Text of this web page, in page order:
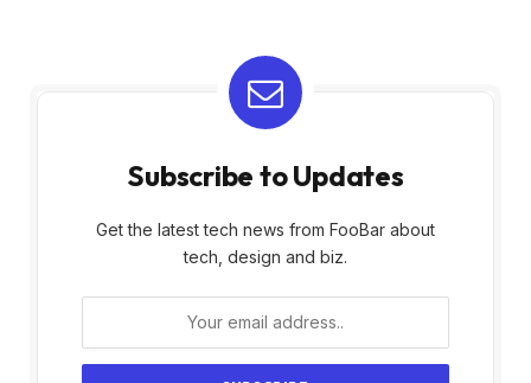
Subscribe to Updates
Get the latest tech news from FooBar about
tech, design and biz.